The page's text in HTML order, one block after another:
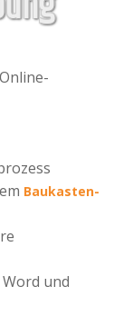
Baukasten-
und